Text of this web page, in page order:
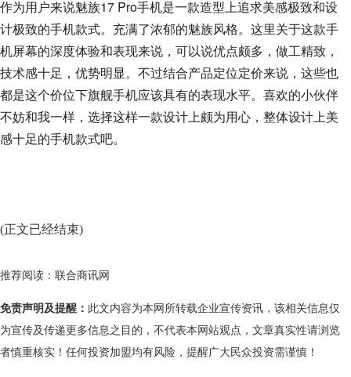
作为用户来说魅族17 Pro手机是一款造型上追求美感极致和设
计极致的手机款式。充满了浓郁的魅族风格。这里关于这款手
机屏幕的深度体验和表现来说，可以说优点颇多，做工精致，
技术感十足，优势明显。不过结合产品定位定价来说，这些也
都是这个价位下旗舰手机应该具有的表现水平。喜欢的小伙伴
不妨和我一样，选择这样一款设计上颇为用心，整体设计上美
感十足的手机款式吧。
(正文已经结束)
推荐阅读： 联合商讯网
免责声明及提醒： 此文内容为本网所转载企业宣传资讯，该相关信息仅
为宣传及传递更多信息之目的，不代表本网站观点，文章真实性请浏览
者慎重核实！任何投资加盟均有风险，提醒广大民众投资需谨慎！